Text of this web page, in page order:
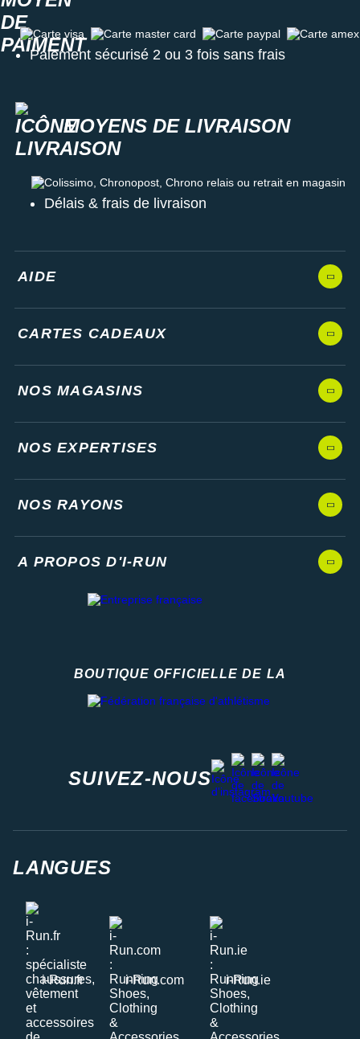
Carte visa Carte master card Carte paypal Carte amex
Paiement sécurisé 2 ou 3 fois sans frais
MOYENS DE LIVRAISON
Colissimo, Chronopost, Chrono relais ou retrait en magasin
Délais & frais de livraison
AIDE
CARTES CADEAUX
NOS MAGASINS
NOS EXPERTISES
NOS RAYONS
A PROPOS D'I-RUN
BOUTIQUE OFFICIELLE DE LA
SUIVEZ-NOUS
instagram
facebook
stravayoutube
LANGUES
i-Run.fr i-Run.com i-Run.ie